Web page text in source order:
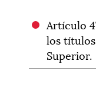
Artículo
los
Superior.